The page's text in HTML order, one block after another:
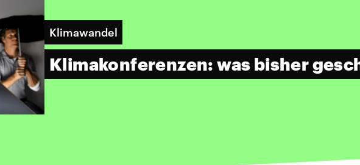
Klimawandel
Klimakonferenzen: was bisher